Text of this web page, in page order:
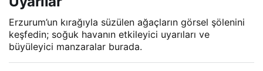
Erzurum’un kırağıyla süzülen ağaçların görsel şölenini
keşfedin; soğuk havanın etkileyici uyarıları ve
büyüleyici manzaralar burada.